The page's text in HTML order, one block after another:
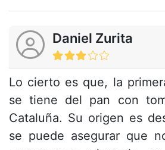
Daniel Zurita
Lo cierto es que, la
se tiene del pan con
Cataluña. Su origen es
se puede asegurar que